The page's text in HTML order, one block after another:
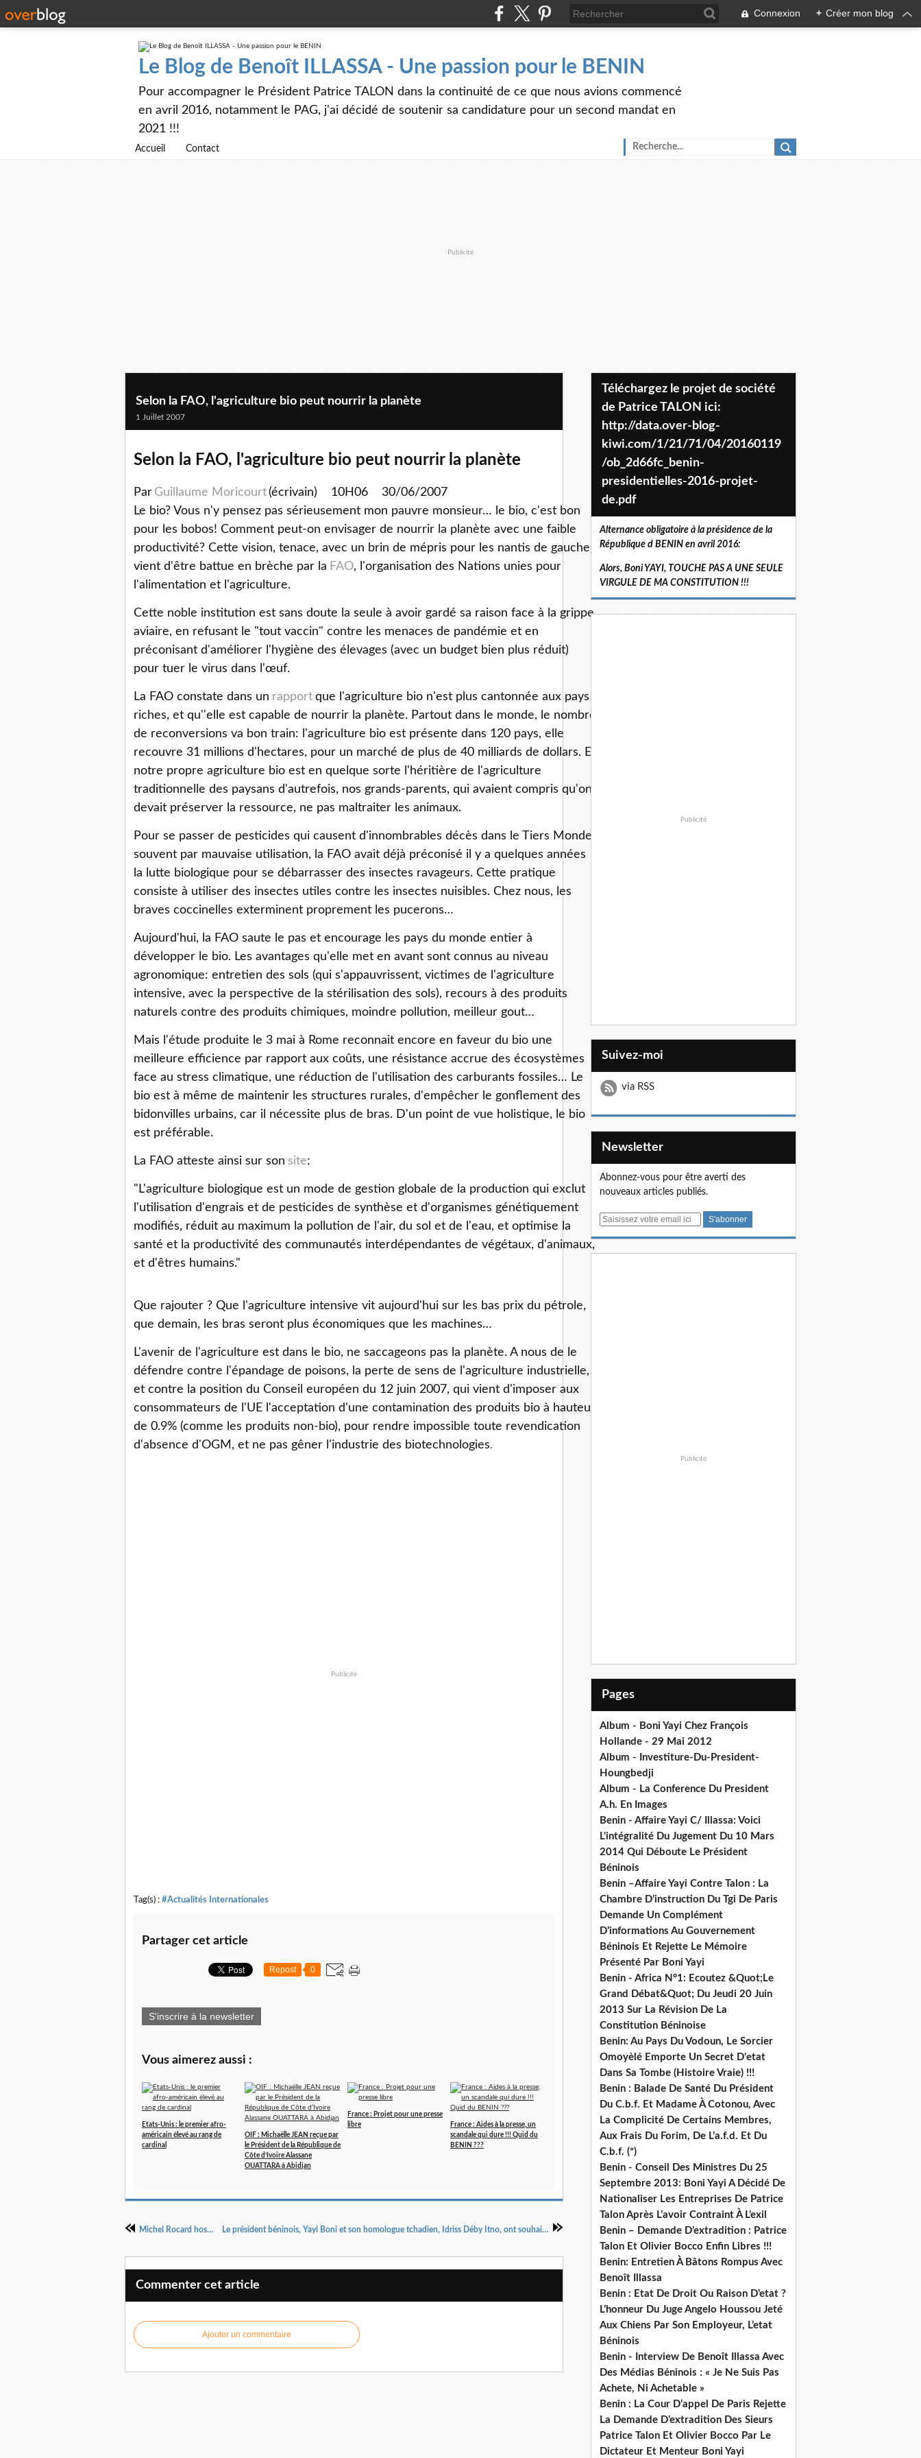
Connexion + Créer mon blog
Le Blog de Benoît ILLASSA - Une passion pour le BENIN
Pour accompagner le Président Patrice TALON dans la continuité de ce que nous avions commencé
en avril 2016, notamment le PAG, j'ai décidé de soutenir sa candidature pour un second mandat en
2021 !!!
Accueil Contact
Publicité
Selon la FAO, l'agriculture bio peut nourrir la planète
1 Juillet 2007
Selon la FAO, l'agriculture bio peut nourrir la planète
Par Guillaume Moricourt(écrivain) 10H06 30/06/2007
Le bio? Vous n'y pensez pas sérieusement mon pauvre monsieur… le bio, c'est bon
pour les bobos! Comment peut-on envisager de nourrir la planète avec une faible
productivité? Cette vision, tenace, avec un brin de mépris pour les nantis de gauche,
vient d'être battue en brèche par la FAO, l'organisation des Nations unies pour
l'alimentation et l'agriculture.
Cette noble institution est sans doute la seule à avoir gardé sa raison face à la grippe
aviaire, en refusant le "tout vaccin" contre les menaces de pandémie et en
préconisant d'améliorer l'hygiène des élevages (avec un budget bien plus réduit)
pour tuer le virus dans l'œuf.
La FAO constate dans un rapport que l'agriculture bio n'est plus cantonnée aux pays
riches, et qu''elle est capable de nourrir la planète. Partout dans le monde, le nombre
de reconversions va bon train: l'agriculture bio est présente dans 120 pays, elle
recouvre 31 millions d'hectares, pour un marché de plus de 40 milliards de dollars. Et
notre propre agriculture bio est en quelque sorte l'héritière de l'agriculture
traditionnelle des paysans d'autrefois, nos grands-parents, qui avaient compris qu'on
devait préserver la ressource, ne pas maltraiter les animaux.
Pour se passer de pesticides qui causent d'innombrables décès dans le Tiers Monde,
souvent par mauvaise utilisation, la FAO avait déjà préconisé il y a quelques années
la lutte biologique pour se débarrasser des insectes ravageurs. Cette pratique
consiste à utiliser des insectes utiles contre les insectes nuisibles. Chez nous, les
braves coccinelles exterminent proprement les pucerons…
Aujourd'hui, la FAO saute le pas et encourage les pays du monde entier à
développer le bio. Les avantages qu'elle met en avant sont connus au niveau
agronomique: entretien des sols (qui s'appauvrissent, victimes de l'agriculture
intensive, avec la perspective de la stérilisation des sols), recours à des produits
naturels contre des produits chimiques, moindre pollution, meilleur gout…
Mais l'étude produite le 3 mai à Rome reconnait encore en faveur du bio une
meilleure efficience par rapport aux coûts, une résistance accrue des écosystèmes
face au stress climatique, une réduction de l'utilisation des carburants fossiles… Le
bio est à même de maintenir les structures rurales, d'empêcher le gonflement des
bidonvilles urbains, car il nécessite plus de bras. D'un point de vue holistique, le bio
est préférable.
La FAO atteste ainsi sur son site:
"L'agriculture biologique est un mode de gestion globale de la production qui exclut
l'utilisation d'engrais et de pesticides de synthèse et d'organismes génétiquement
modifiés, réduit au maximum la pollution de l'air, du sol et de l'eau, et optimise la
santé et la productivité des communautés interdépendantes de végétaux, d'animaux,
et d'êtres humains."
Que rajouter ? Que l'agriculture intensive vit aujourd'hui sur les bas prix du pétrole,
que demain, les bras seront plus économiques que les machines…
L'avenir de l'agriculture est dans le bio, ne saccageons pas la planète. A nous de le
défendre contre l'épandage de poisons, la perte de sens de l'agriculture industrielle,
et contre la position du Conseil européen du 12 juin 2007, qui vient d'imposer aux
consommateurs de l'UE l'acceptation d'une contamination des produits bio à hauteur
de 0.9% (comme les produits non-bio), pour rendre impossible toute revendication
d'absence d'OGM, et ne pas gêner l'industrie des biotechnologies.
Publicité
Tag(s) : #Actualités Internationales
Partager cet article
Repost 0
S'inscrire à la newsletter
Vous aimerez aussi :
Etats-Unis : le premier afro-
américain élevé au rang de
cardinal
OIF : Michaëlle JEAN reçue par
le Président de la République de
Côte d’Ivoire Alassane
OUATTARA à Abidjan
France : Projet pour une presse
libre
France : Aides à la presse, un
scandale qui dure !!! Quid du
BENIN ???
Michel Rocard hospitalisé d'urgence en Inde Le président béninois, Yayi Boni et son homologue tchadien, Idriss Déby Itno, ont souhaité samedi, à Cotonou, le renforcement de la coopération bilatérale entre le Bénin et le Tchad,
Commenter cet article
Ajouter un commentaire
Téléchargez le projet de société
de Patrice TALON ici:
http://data.over-blog-
kiwi.com/1/21/71/04/20160119
/ob_2d66fc_benin-
presidentielles-2016-projet-
de.pdf
Alternance obligatoire à la présidence de la
République d BENIN en avril 2016:
Alors, Boni YAYI, TOUCHE PAS A UNE SEULE
VIRGULE DE MA CONSTITUTION !!!
Publicité
Suivez-moi
via RSS
Newsletter
Abonnez-vous pour être averti des
nouveaux articles publiés.
E
Publicité
Pages
Album - Boni Yayi Chez François
Hollande - 29 Mai 2012
Album - Investiture-Du-President-
Houngbedji
Album - La Conference Du President
A.h. En Images
Benin - Affaire Yayi C/ Illassa: Voici
L'intégralité Du Jugement Du 10 Mars
2014 Qui Déboute Le Président
Béninois
Benin –Affaire Yayi Contre Talon : La
Chambre D’instruction Du Tgi De Paris
Demande Un Complément
D’informations Au Gouvernement
Béninois Et Rejette Le Mémoire
Présenté Par Boni Yayi
Benin - Africa N°1: Ecoutez &Quot;Le
Grand Débat&Quot; Du Jeudi 20 Juin
2013 Sur La Révision De La
Constitution Béninoise
Benin: Au Pays Du Vodoun, Le Sorcier
Omoyèlé Emporte Un Secret D'etat
Dans Sa Tombe (Histoire Vraie) !!!
Benin : Balade De Santé Du Président
Du C.b.f. Et Madame À Cotonou, Avec
La Complicité De Certains Membres,
Aux Frais Du Forim, De L’a.f.d. Et Du
C.b.f. (*)
Benin - Conseil Des Ministres Du 25
Septembre 2013: Boni Yayi A Décidé De
Nationaliser Les Entreprises De Patrice
Talon Après L’avoir Contraint À L’exil
Benin – Demande D’extradition : Patrice
Talon Et Olivier Bocco Enfin Libres !!!
Benin: Entretien À Bâtons Rompus Avec
Benoît Illassa
Benin : Etat De Droit Ou Raison D’etat ?
L’honneur Du Juge Angelo Houssou Jeté
Aux Chiens Par Son Employeur, L’etat
Béninois
Benin - Interview De Benoît Illassa Avec
Des Médias Béninois : « Je Ne Suis Pas
Achete, Ni Achetable »
Benin : La Cour D’appel De Paris Rejette
La Demande D’extradition Des Sieurs
Patrice Talon Et Olivier Bocco Par Le
Dictateur Et Menteur Boni Yayi